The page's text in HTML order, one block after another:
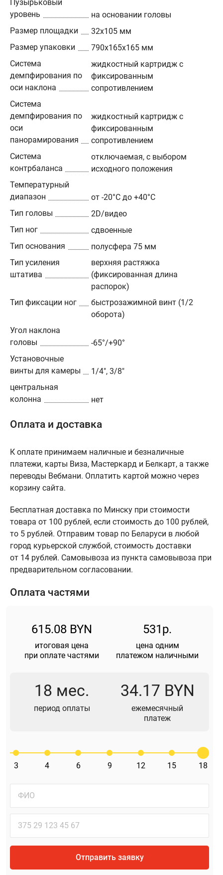
Пузырьковый
уровень
на основании головы
Размер площадки
32х105 мм
Размер упаковки
790х165х165 мм
Система
демпфирования по
оси наклона
жидкостный картридж с
фиксированным
сопротивлением
Система
демпфирования по
оси
панорамирования
жидкостный картридж с
фиксированным
сопротивлением
Система
контрбаланса
отключаемая, с выбором
исходного положения
Температурный
диапазон
от -20°C до +40°C
Тип головы
2D/видео
Тип ног
сдвоенные
Тип основания
полусфера 75 мм
Тип усиления
штатива
верхняя растяжка
(фиксированная длина
распорок)
Тип фиксации ног
быстрозажимной винт (1/2
оборота)
Угол наклона
головы
-65°/+90°
Установочные
винты для камеры
1/4", 3/8"
центральная
колонна
нет
Оплата и доставка
К оплате принимаем наличные и безналичные
платежи, карты Виза, Мастеркард и Белкарт, а также
переводы Вебмани. Оплатить картой можно через
корзину сайта.
Бесплатная доставка по Минску при стоимости
товара от 100 рублей, если стоимость до 100 рублей,
то 5 рублей. Отправим товар по Беларуси в любой
город курьерской службой, стоимость доставки
от 14 рублей. Самовывоза из пункта самовывоза при
предварительном согласовании.
Оплата частями
615.08 BYN
итоговая цена
при оплате частями
531р.
цена одним
платежом наличными
18 мес.
период оплаты
34.17 BYN
ежемесячный
платеж
18
15
12
9
6
4
3
Отправить заявку